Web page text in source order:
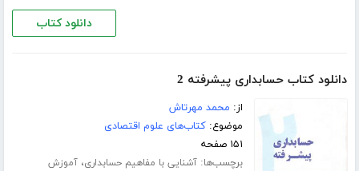
دانلود کتاب
دانلود کتاب حسابداری پیشرفته 2
از: محمد مهرتاش
موضوع:کتاب‌های علوم اقتصادی
۱۵۱ صفحه
برچسب‌ها:آشنایی با مفاهیم حسابداری،آموزش